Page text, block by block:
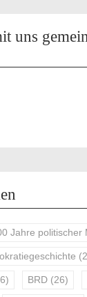
uns
Jahre politischer
BRD (26)